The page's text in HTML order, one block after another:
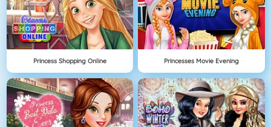
Princess Shopping Online Princesses Movie Evening